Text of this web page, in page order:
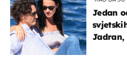
Jedan
Jadran,